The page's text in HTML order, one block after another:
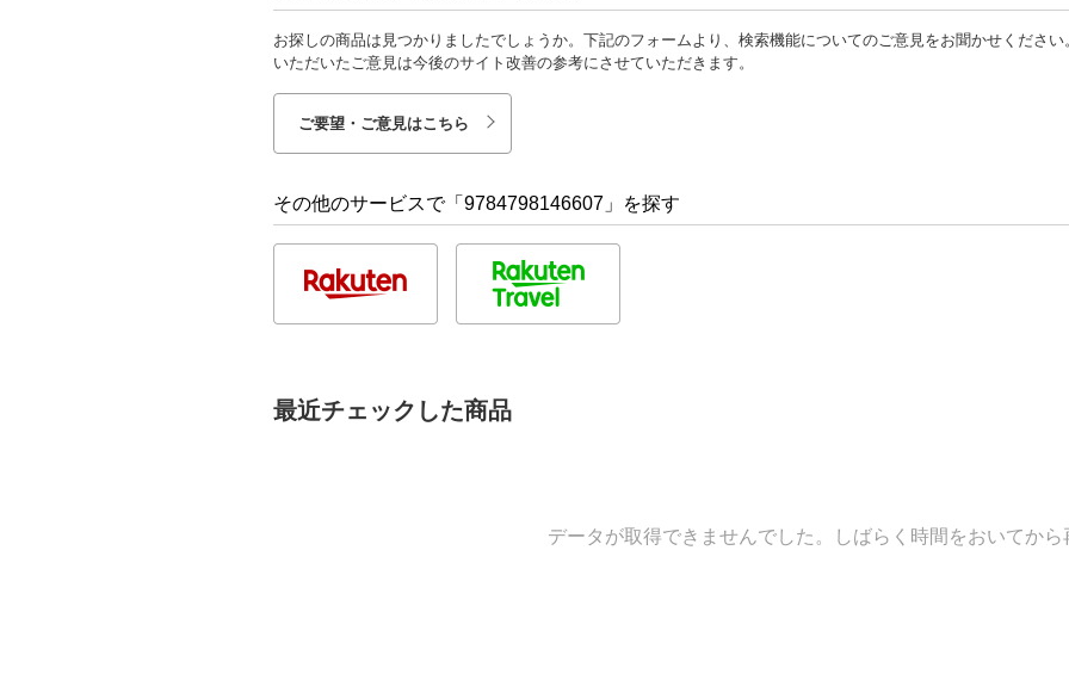
お探しの商品は見つかりましたでしょうか。下記のフォームより、検索機能についてのご意見をお聞かせください
いただいたご意見は今後のサイト改善の参考にさせていただきます。
ご要望・ご意見はこちら
その他のサービスで「9784798146607」を探す
最近チェックした商品
データが取得できませんでした。しばらく時間をおいてから